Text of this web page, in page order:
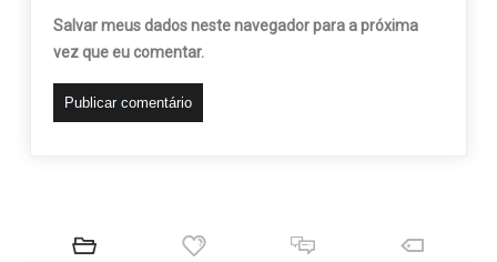
Salvar meus dados neste navegador para a próxima
vez que eu comentar.